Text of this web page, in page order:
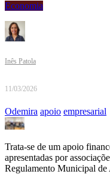
Economia
Inês Patola
11/03/2026
Odemira apoio empresarial
Trata-se de um apoio
apresentadas por
Regulamento Municipal